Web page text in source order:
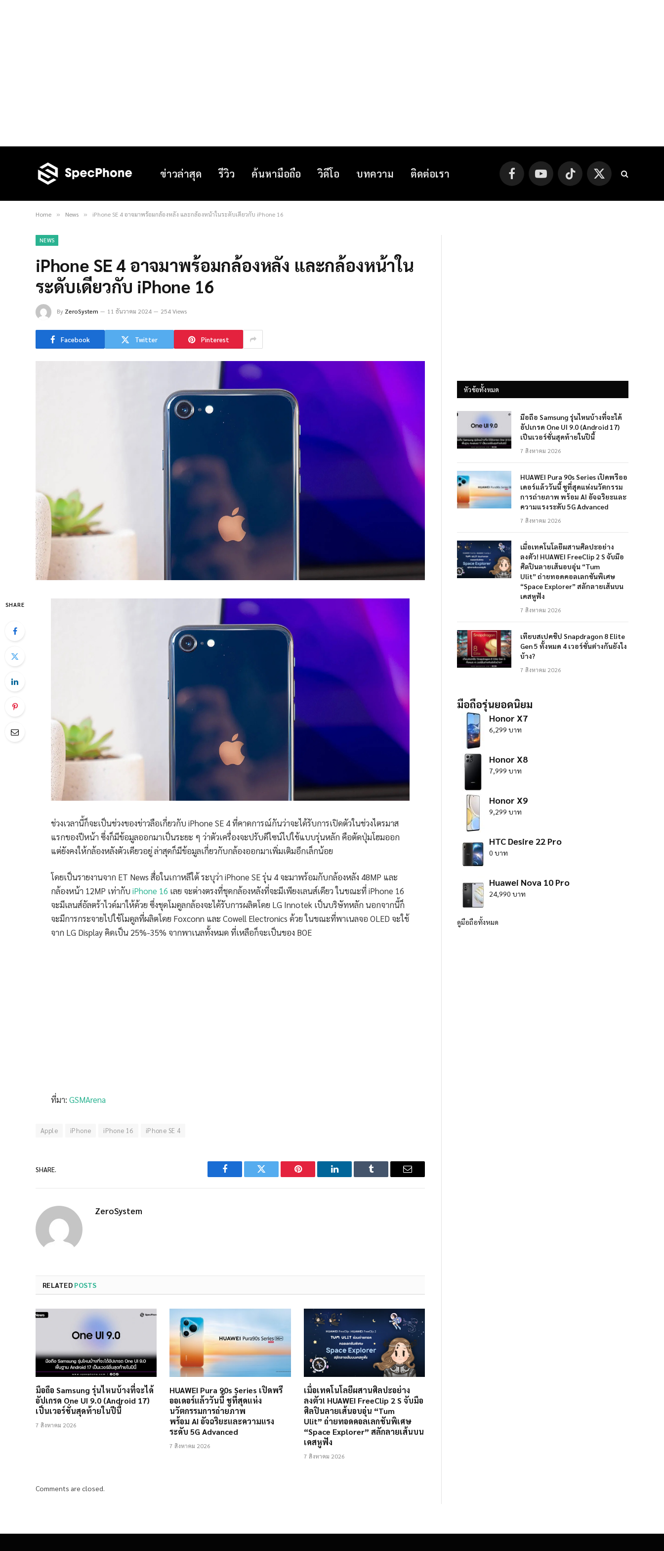
ข่าวล่าสุด รีวิว ค้นหามือถือ วิดีโอ บทความ ติดต่อเรา FacebookYouTube TikTok
X
(Twitter)
Home » News » iPhone SE 4 อาจมาพร้อมกล้องหลัง และกล้องหน้าในระดับเดียวกับ iPhone 16
NEWS
iPhone SE 4 อาจมาพร้อมกล้องหลัง และกล้องหน้าใน
ระดับเดียวกับ iPhone 16
By ZeroSystem 11 ธันวาคม 2024 254 Views
Facebook Twitter Pinterest
SHARE
ช่วงเวลานี้ก็จะเป็นช่วงของข่าวลือเกี่ยวกับ iPhone SE 4 ที่คาดการณ์กันว่าจะได้รับการเปิดตัวในช่วงไตรมาส
แรกของปีหน้า ซึ่งก็มีข้อมูลออกมาเป็นระยะ ๆ ว่าตัวเครื่องจะปรับดีไซน์ไปใช้แบบรุ่นหลัก คือตัดปุ่มโฮมออก
แต่ยังคงให้กล้องหลังตัวเดียวอยู่ ล่าสุดก็มีข้อมูลเกี่ยวกับกล้องออกมาเพิ่มเติมอีกเล็กน้อย
โดยเป็นรายงานจาก ET News สื่อในเกาหลีใต้ ระบุว่า iPhone SE รุ่น 4 จะมาพร้อมกับกล้องหลัง 48MP และ
กล้องหน้า 12MP เท่ากับ iPhone 16 เลย จะต่างตรงที่ชุดกล้องหลังที่จะมีเพียงเลนส์เดียว ในขณะที่ iPhone 16
จะมีเลนส์อัลตร้าไวด์มาให้ด้วย ซึ่งชุดโมดูลกล้องจะได้รับการผลิตโดย LG Innotek เป็นบริษัทหลัก นอกจากนี้ก็
จะมีการกระจายไปใช้โมดูลที่ผลิตโดย Foxconn และ Cowell Electronics ด้วย ในขณะที่พาเนลจอ OLED จะใช้
จาก LG Display คิดเป็น 25%-35% จากพาเนลทั้งหมด ที่เหลือก็จะเป็นของ BOE
ที่มา: GSMArena
Apple iPhone iPhone 16 iPhone SE 4
SHARE.
Facebook Twitter Pinterest LinkedIn Tumblr Email
ZeroSystem
RELATED POSTS
มือถือ Samsung รุ่นไหนบ้างที่จะได้
อัปเกรด One UI 9.0 (Android 17)
เป็นเวอร์ชั่นสุดท้ายในปีนี้
7 สิงหาคม 2026
HUAWEI Pura 90s Series เปิดพรี
ออเดอร์แล้ววันนี้ ชูที่สุดแห่ง
นวัตกรรมการถ่ายภาพ
พร้อม AI อัจฉริยะและความแรง
ระดับ 5G Advanced
7 สิงหาคม 2026
เมื่อเทคโนโลยีผสานศิลปะอย่าง
ลงตัว! HUAWEI FreeClip 2 S จับมือ
ศิลปินลายเส้นอบอุ่น “Tum
Ulit” ถ่ายทอดคอลเลกชันพิเศษ
“Space Explorer” สลักลายเส้นบน
เคสหูฟัง
7 สิงหาคม 2026
Comments are closed.
หัวข้อทั้งหมด
มือถือ Samsung รุ่นไหนบ้างที่จะได้
อัปเกรด One UI 9.0 (Android 17)
เป็นเวอร์ชั่นสุดท้ายในปีนี้
7 สิงหาคม 2026
HUAWEI Pura 90s Series เปิดพรีออ
เดอร์แล้ววันนี้ ชูที่สุดแห่งนวัตกรรม
การถ่ายภาพ พร้อม AI อัจฉริยะและ
ความแรงระดับ 5G Advanced
7 สิงหาคม 2026
เมื่อเทคโนโลยีผสานศิลปะอย่าง
ลงตัว! HUAWEI FreeClip 2 S จับมือ
ศิลปินลายเส้นอบอุ่น “Tum
Ulit” ถ่ายทอดคอลเลกชันพิเศษ
“Space Explorer” สลักลายเส้นบน
เคสหูฟัง
7 สิงหาคม 2026
เทียบสเปคชิป Snapdragon 8 Elite
Gen 5 ทั้งหมด 4 เวอร์ชั่นต่างกันยังไง
บ้าง?
7 สิงหาคม 2026
มือถือรุ่นยอดนิยม
Honor X7
6,299 บาท
Honor X8
7,999 บาท
Honor X9
9,299 บาท
HTC Desire 22 Pro
0 บาท
Huawei Nova 10 Pro
24,990 บาท
ดูมือถือทั้งหมด